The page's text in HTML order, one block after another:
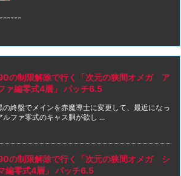
の制限解除で行く「次元の狭間オメガ ア
ァ編零式4層」 パッチ6.5
の終盤でメインを赤魔導士に変更して、最近になっ
ルファ零式のキャス胴が欲し ...
の制限解除で行く「次元の狭間オメガ シ
編零式4層」 パッチ6.5